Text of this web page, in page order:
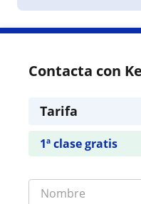
Contacta con
Tarifa
1ª clase gratis